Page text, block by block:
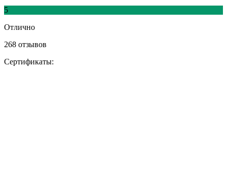
5
Отлично
268 отзывов
Сертификаты: